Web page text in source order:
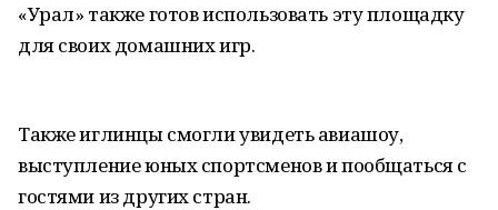
«Урал» также готов использовать эту площадку
для своих домашних игр.
Также иглинцы смогли увидеть авиашоу,
выступление юных спортсменов и пообщаться с
гостями из других стран.